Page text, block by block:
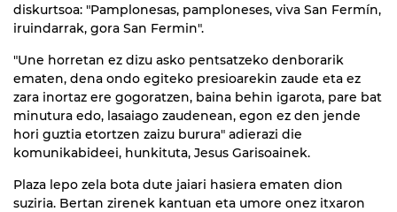
diskurtsoa: "Pamplonesas, pamploneses, viva San Fermín,
iruindarrak, gora San Fermin".
"Une horretan ez dizu asko pentsatzeko denborarik
ematen, dena ondo egiteko presioarekin zaude eta ez
zara inortaz ere gogoratzen, baina behin igarota, pare bat
minutura edo, lasaiago zaudenean, egon ez den jende
hori guztia etortzen zaizu burura" adierazi die
komunikabideei, hunkituta, Jesus Garisoainek.
Plaza lepo zela bota dute jaiari hasiera ematen dion
suziria. Bertan zirenek kantuan eta umore onez itxaron